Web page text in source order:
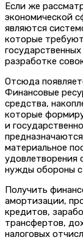
Если же
экономической
являются
которые
разработке
Отсюда
Финансовые
средства,
которые
и
материальное
удовлетворения
нужды обороны
Получить
амортизации,
кредитов,
трансфертов,
налоговых